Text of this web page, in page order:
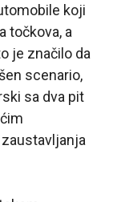
koji
točkova, a
je značilo da
scenario,
sa dva pit